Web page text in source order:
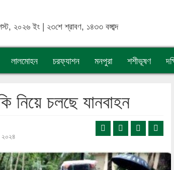
২০২৬ ইং | ২৩শে শ্রাবণ, ১৪৩৩ বঙ্গাব্দ
লালমোহন চরফ্যাশন মনপুরা শশীভূষণ
নিয়ে চলছে যানবাহন
২০২৪